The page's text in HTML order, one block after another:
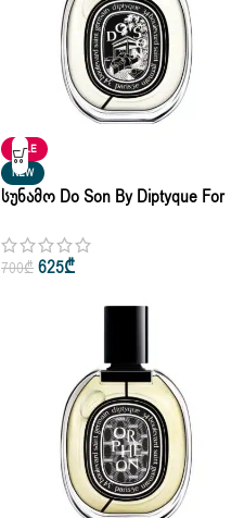
SALE
NEW
Სუნამო Do Son By Diptyque For
100ml
700₾ 625₾